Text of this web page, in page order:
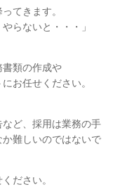
てきます。
らないと・・・」
類の作成や
お任せください。
ど、採用は業務の手
難しいのではないで
ださい。